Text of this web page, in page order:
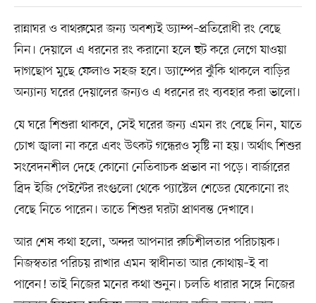
রান্নাঘর ও বাথরুমের জন্য অবশ্যই ড্যাম্প–প্রতিরোধী রং বেছে
নিন। দেয়ালে এ ধরনের রং করানো হলে হুট করে লেগে যাওয়া
দাগছোপ মুছে ফেলাও সহজ হবে। ড্যাম্পের ঝুঁকি থাকলে বাড়ির
অন্যান্য ঘরের দেয়ালের জন্যও এ ধরনের রং ব্যবহার করা ভালো।
যে ঘরে শিশুরা থাকবে, সেই ঘরের জন্য এমন রং বেছে নিন, যাতে
চোখ জ্বালা না করে এবং উৎকট গন্ধেরও সৃষ্টি না হয়। অর্থাৎ শিশুর
সংবেদনশীল দেহে কোনো নেতিবাচক প্রভাব না পড়ে। বার্জারের
ব্রিদ ইজি পেইন্টের রংগুলো থেকে প্যাস্টেল শেডের যেকোনো রং
বেছে নিতে পারেন। তাতে শিশুর ঘরটা প্রাণবন্ত দেখাবে।
আর শেষ কথা হলো, অন্দর আপনার রুচিশীলতার পরিচায়ক।
নিজস্বতার পরিচয় রাখার এমন স্বাধীনতা আর কোথায়–ই বা
পাবেন! তাই নিজের মনের কথা শুনুন। চলতি ধারার সঙ্গে নিজের